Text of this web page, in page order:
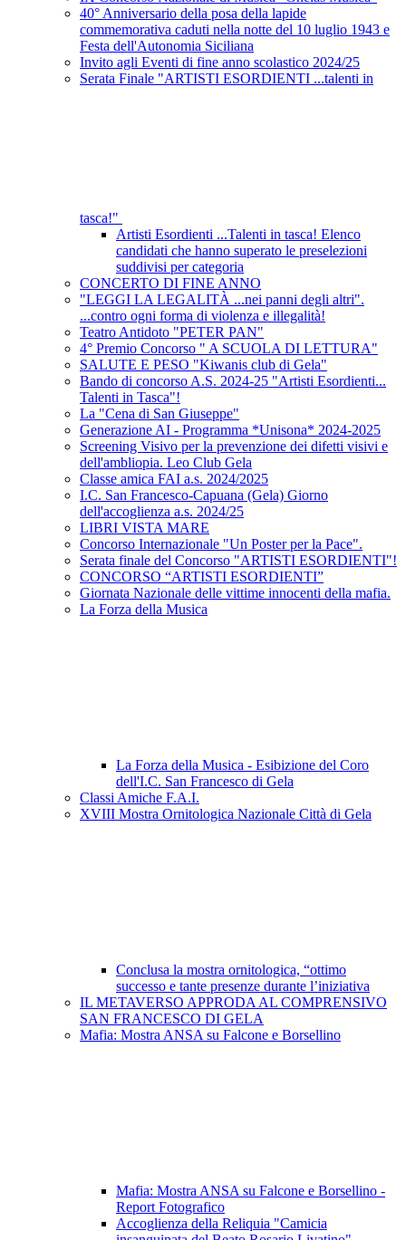
40° Anniversario della posa della lapide
commemorativa caduti nella notte del 10 luglio 1943 e
Festa dell'Autonomia Siciliana
Invito agli Eventi di fine anno scolastico 2024/25
Serata Finale "ARTISTI ESORDIENTI ...talenti in
tasca!"
Artisti Esordienti ...Talenti in tasca! Elenco
candidati che hanno superato le preselezioni
suddivisi per categoria
CONCERTO DI FINE ANNO
"LEGGI LA LEGALITÀ ...nei panni degli altri".
...contro ogni forma di violenza e illegalità!
Teatro Antidoto "PETER PAN"
4° Premio Concorso " A SCUOLA DI LETTURA"
SALUTE E PESO "Kiwanis club di Gela"
Bando di concorso A.S. 2024-25 "Artisti Esordienti...
Talenti in Tasca"!
La "Cena di San Giuseppe"
Generazione AI - Programma *Unisona* 2024-2025
Screening Visivo per la prevenzione dei difetti visivi e
dell'ambliopia. Leo Club Gela
Classe amica FAI a.s. 2024/2025
I.C. San Francesco-Capuana (Gela) Giorno
dell'accoglienza a.s. 2024/25
LIBRI VISTA MARE
Concorso Internazionale "Un Poster per la Pace".
Serata finale del Concorso "ARTISTI ESORDIENTI"!
CONCORSO “ARTISTI ESORDIENTI”
Giornata Nazionale delle vittime innocenti della mafia.
La Forza della Musica
La Forza della Musica - Esibizione del Coro
dell'I.C. San Francesco di Gela
Classi Amiche F.A.I.
XVIII Mostra Ornitologica Nazionale Città di Gela
Conclusa la mostra ornitologica, “ottimo
successo e tante presenze durante l’iniziativa
IL METAVERSO APPRODA AL COMPRENSIVO
SAN FRANCESCO DI GELA
Mafia: Mostra ANSA su Falcone e Borsellino
Mafia: Mostra ANSA su Falcone e Borsellino -
Report Fotografico
Accoglienza della Reliquia "Camicia